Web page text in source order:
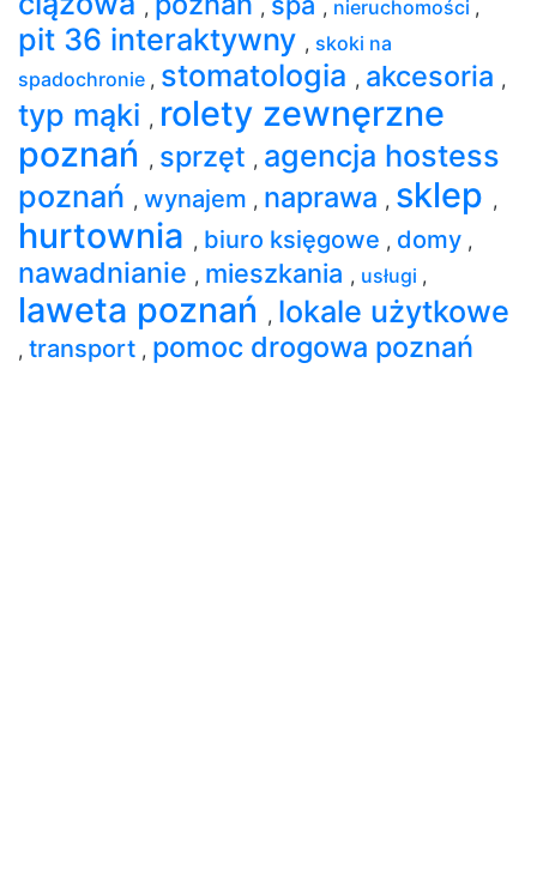
, , , nieruchomości ,
pit 36 interaktywny , skoki na
spadochronie , stomatologia , akcesoria ,
typ mąki , rolety zewnęrzne
poznań , sprzęt , agencja hostess
poznań , wynajem , naprawa , sklep ,
hurtownia , biuro księgowe , domy ,
nawadnianie , mieszkania , usługi ,
laweta poznań , lokale użytkowe
, transport , pomoc drogowa poznań